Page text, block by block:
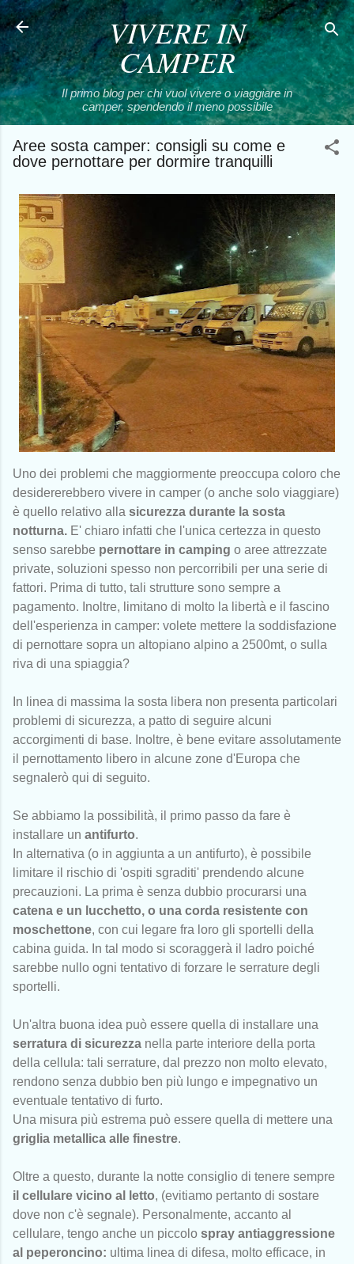
Passa ai contenuti principali
VIVERE IN
CAMPER
Il primo blog per chi vuol vivere o viaggiare in
camper, spendendo il meno possibile
Aree sosta camper: consigli su come e
dove pernottare per dormire tranquilli
Uno dei problemi che maggiormente preoccupa coloro che
desidererebbero vivere in camper (o anche solo viaggiare)
è quello relativo alla sicurezza durante la sosta
notturna. E' chiaro infatti che l'unica certezza in questo
senso sarebbe pernottare in camping o aree attrezzate
private, soluzioni spesso non percorribili per una serie di
fattori. Prima di tutto, tali strutture sono sempre a
pagamento. Inoltre, limitano di molto la libertà e il fascino
dell'esperienza in camper: volete mettere la soddisfazione
di pernottare sopra un altopiano alpino a 2500mt, o sulla
riva di una spiaggia?
In linea di massima la sosta libera non presenta particolari
problemi di sicurezza, a patto di seguire alcuni
accorgimenti di base. Inoltre, è bene evitare assolutamente
il pernottamento libero in alcune zone d'Europa che
segnalerò qui di seguito.
Se abbiamo la possibilità, il primo passo da fare è
installare un antifurto.
In alternativa (o in aggiunta a un antifurto), è possibile
limitare il rischio di 'ospiti sgraditi' prendendo alcune
precauzioni. La prima è senza dubbio procurarsi una
catena e un lucchetto, o una corda resistente con
moschettone, con cui legare fra loro gli sportelli della
cabina guida. In tal modo si scoraggerà il ladro poiché
sarebbe nullo ogni tentativo di forzare le serrature degli
sportelli.
Un'altra buona idea può essere quella di installare una
serratura di sicurezza nella parte interiore della porta
della cellula: tali serrature, dal prezzo non molto elevato,
rendono senza dubbio ben più lungo e impegnativo un
eventuale tentativo di furto.
Una misura più estrema può essere quella di mettere una
griglia metallica alle finestre.
Oltre a questo, durante la notte consiglio di tenere sempre
il cellulare vicino al letto, (evitiamo pertanto di sostare
dove non c'è segnale). Personalmente, accanto al
cellulare, tengo anche un piccolo spray antiaggressione
al peperoncino: ultima linea di difesa, molto efficace, in